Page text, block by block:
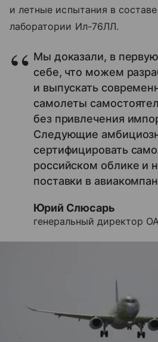
и летные испытания в
лаборатории Ил-76ЛЛ.
Мы доказали, в
себе, что можем
и выпускать
самолеты
без привлечения
Следующие
сертифицировать
российском облике и
поставки в
Юрий Слюсарь
генеральный директор